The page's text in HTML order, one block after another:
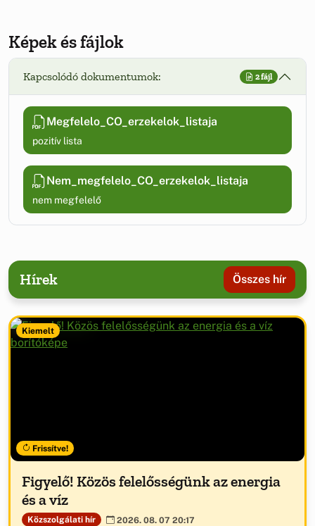
Képek és fájlok
Kapcsolódó dokumentumok: 2 fájl
Megfelelo_CO_erzekelok_listaja
pozitív lista
Nem_megfelelo_CO_erzekelok_listaja
nem megfelelő
Hírek Összes hír
Kiemelt
Frissítve!
Figyelő! Közös felelősségünk az energia
és a víz
Közszolgálati hír 2026. 08. 07 20:17